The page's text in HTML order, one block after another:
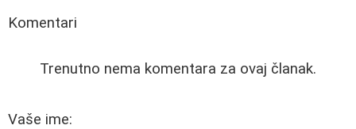
Komentari
Trenutno nema komentara za ovaj članak.
Vaše ime: